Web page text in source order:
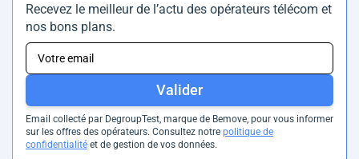
Recevez le meilleur de l’actu des opérateurs télécom et
nos bons plans.
Valider
Email collecté par DegroupTest, marque de Bemove, pour vous informer
sur les offres des opérateurs. Consultez notre politique de
confidentialité et de gestion de vos données.